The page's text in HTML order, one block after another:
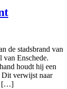
de stadsbrand van
van Enschede.
houdt hij een
Dit verwijst naar
[…]